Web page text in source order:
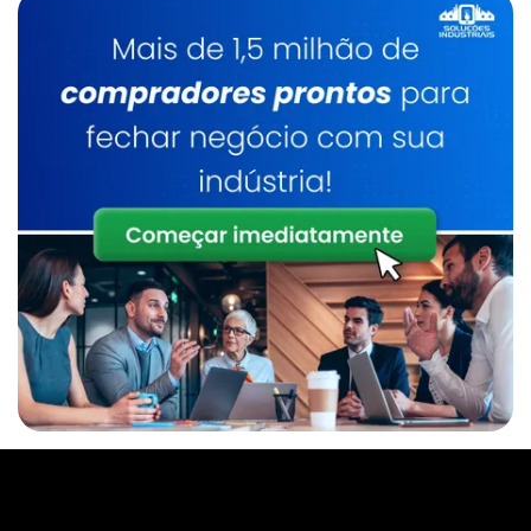
Serviço De Manutenção De Caldeiras
Industrial
Caldeirarias Em Sp
Inspeção E Manutenção De Caldeiras
Manutenção De Caldeiras Preço
Caldeira A Lenha
Inspeção De Caldeira A Lenha Industrial